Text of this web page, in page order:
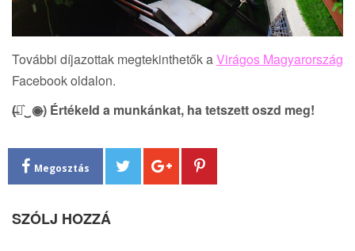
További díjazottak megtekinthetők aVirágos Magyarország
Facebook oldalon.
(̶◉͛‿◉̶) Értékeld a munkánkat, ha tetszett oszd meg!
Megosztás
SZÓLJ HOZZÁ